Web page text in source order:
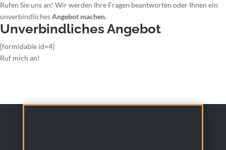
Rufen Sie uns an! Wir werden Ihre Fragen beantworten oder Ihnen ein
unverbindlichesAngebot machen.
Unverbindliches Angebot
[formidable id=4]
Ruf mich an!